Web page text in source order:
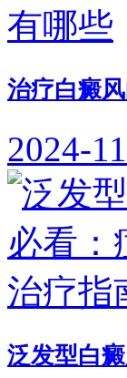
治疗白癜
2024-
泛发型白